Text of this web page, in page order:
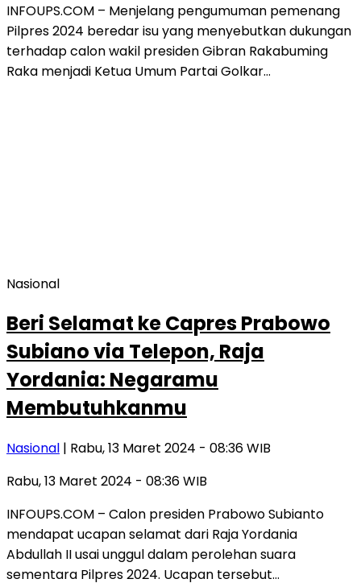
INFOUPS.COM – Menjelang pengumuman pemenang
Pilpres 2024 beredar isu yang menyebutkan dukungan
terhadap calon wakil presiden Gibran Rakabuming
Raka menjadi Ketua Umum Partai Golkar…
Nasional
Beri Selamat ke Capres Prabowo
Subiano via Telepon, Raja
Yordania: Negaramu
Membutuhkanmu
Nasional | Rabu, 13 Maret 2024 - 08:36 WIB
Rabu, 13 Maret 2024 - 08:36 WIB
INFOUPS.COM – Calon presiden Prabowo Subianto
mendapat ucapan selamat dari Raja Yordania
Abdullah II usai unggul dalam perolehan suara
sementara Pilpres 2024. Ucapan tersebut…